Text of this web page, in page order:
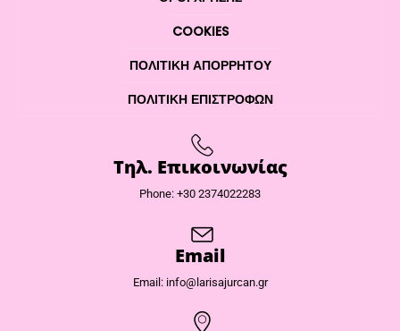
COOKIES
ΠΟΛΙΤΙΚΉ ΑΠΟΡΡΉΤΟΥ
ΠΟΛΙΤΙΚΉ ΕΠΙΣΤΡΟΦΏΝ
Τηλ. Επικοινωνίας
Phone: +30 2374022283
Email
Email: info@larisajurcan.gr